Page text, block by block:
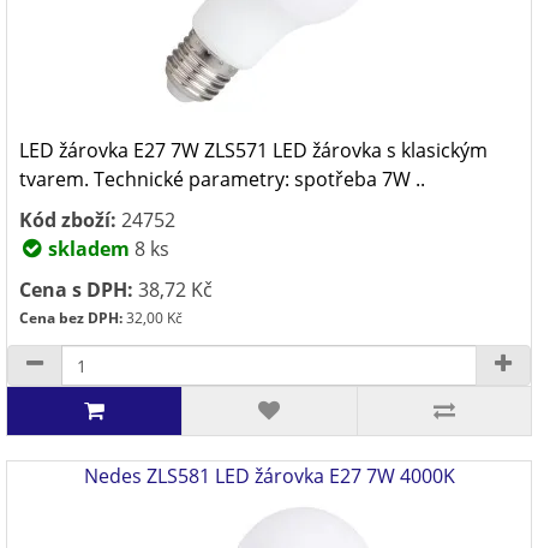
LED žárovka E27 7W ZLS571 LED žárovka s klasickým
tvarem. Technické parametry: spotřeba 7W ..
Kód zboží: 24752
skladem 8 ks
Cena s DPH: 38,72 Kč
Cena bez DPH:32,00 Kč
Nedes ZLS581 LED žárovka E27 7W 4000K